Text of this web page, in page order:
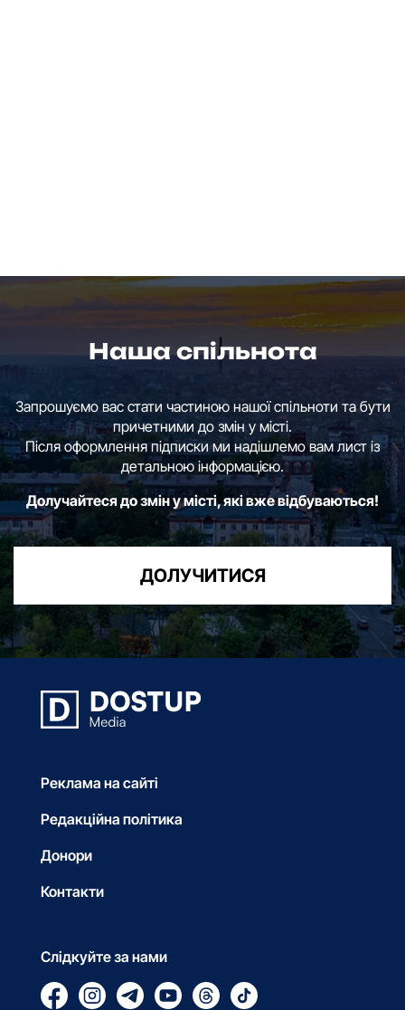
Наша спільнота
Запрошуємо вас стати частиною нашої спільноти та бути
причетними до змін у місті.
Після оформлення підписки ми надішлемо вам лист із
детальною інформацією.
Долучайтеся до змін у місті, які вже відбуваються!
ДОЛУЧИТИСЯ
Реклама на сайті
Редакційна політика
Донори
Контакти
Слідкуйте за нами